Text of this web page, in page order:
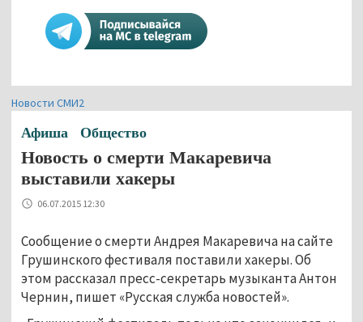
Новости СМИ2
Афиша Общество
Новость о смерти Макаревича
выставили хакеры
06.07.2015 12:30
Сообщение о смерти Андрея Макаревича на сайте
Грушинского фестиваля поставили хакеры. Об
этом рассказал пресс-секретарь музыканта Антон
Чернин, пишет «Русская служба новостей».